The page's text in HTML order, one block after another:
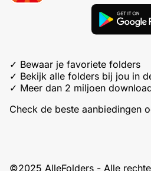
✓ Bewaar je favoriete folders
✓ Bekijk alle folders bij jou in
✓ Meer dan 2 miljoen
Check de beste aanbiedingen
©2025 AlleFolders - Alle